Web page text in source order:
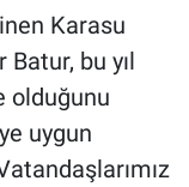
Karasu
bu yıl
olduğunu
uygun